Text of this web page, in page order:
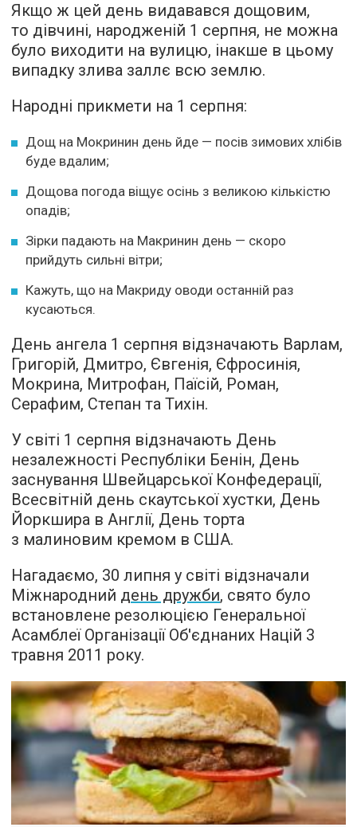
Якщо ж цей день видавався дощовим,
то дівчині, народженій 1 серпня, не можна
було виходити на вулицю, інакше в цьому
випадку злива заллє всю землю.
Народні прикмети на 1 серпня:
Дощ на Мокринин день йде — посів зимових хлібів
буде вдалим;
Дощова погода віщує осінь з великою кількістю
опадів;
Зірки падають на Макринин день — скоро
прийдуть сильні вітри;
Кажуть, що на Макриду оводи останній раз
кусаються.
День ангела 1 серпня відзначають Варлам,
Григорій, Дмитро, Євгенія, Єфросинія,
Мокрина, Митрофан, Паїсій, Роман,
Серафим, Степан та Тихін.
У світі 1 серпня відзначають День
незалежності Республіки Бенін, День
заснування Швейцарської Конфедерації,
Всесвітній день скаутської хустки, День
Йоркшира в Англії, День торта
з малиновим кремом в США.
Нагадаємо, 30 липня у світі відзначали
Міжнародний день дружби, свято було
встановлене резолюцією Генеральної
Асамблеї Організації Об'єднаних Націй 3
травня 2011 року.